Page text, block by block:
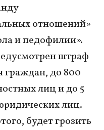
отношений»
и педофилии».
штраф
граждан, до 800
лиц и до 5
лиц.
будет грозить